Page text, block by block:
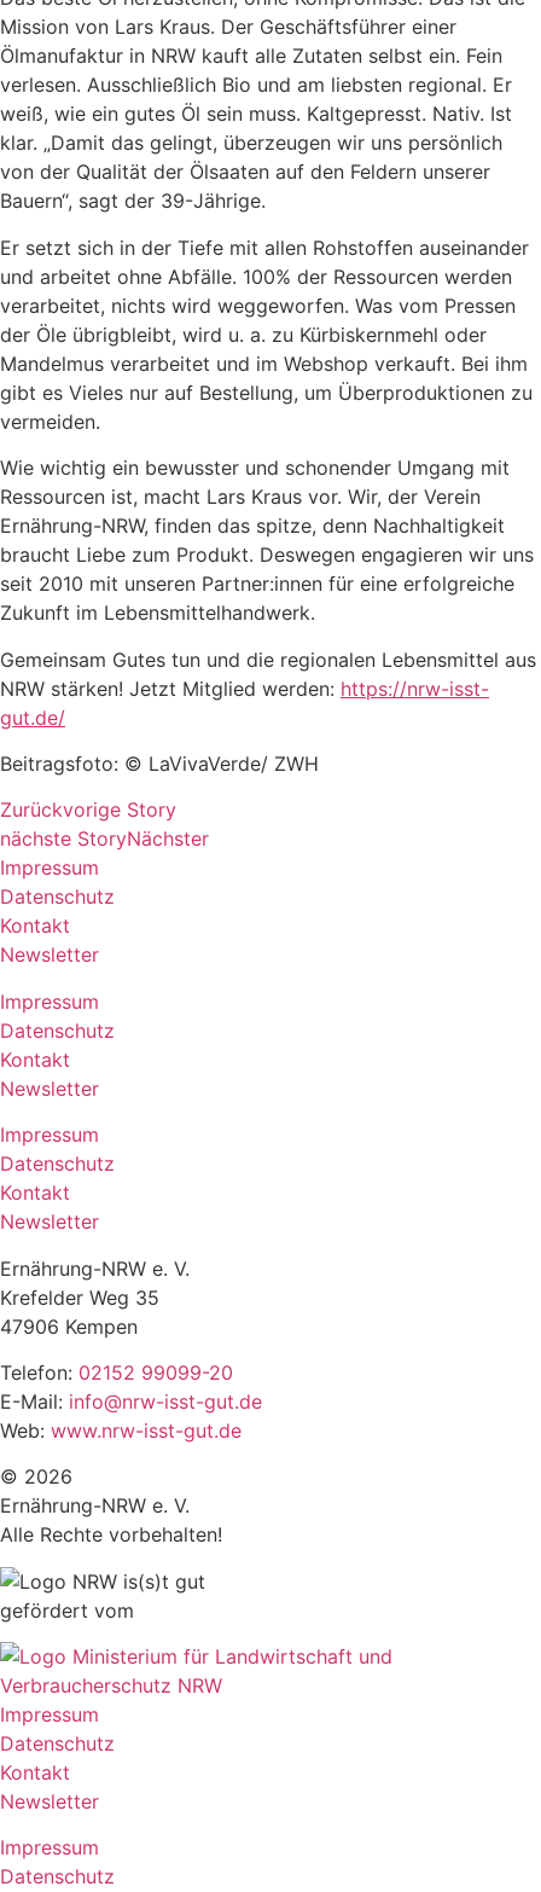
Mission von Lars Kraus. Der Geschäftsführer einer
Ölmanufaktur in NRW kauft alle Zutaten selbst ein. Fein
verlesen. Ausschließlich Bio und am liebsten regional. Er
weiß, wie ein gutes Öl sein muss. Kaltgepresst. Nativ. Ist
klar. „Damit das gelingt, überzeugen wir uns persönlich
von der Qualität der Ölsaaten auf den Feldern unserer
Bauern“, sagt der 39-Jährige.
Er setzt sich in der Tiefe mit allen Rohstoffen auseinander
und arbeitet ohne Abfälle. 100% der Ressourcen werden
verarbeitet, nichts wird weggeworfen. Was vom Pressen
der Öle übrigbleibt, wird u. a. zu Kürbiskernmehl oder
Mandelmus verarbeitet und im Webshop verkauft. Bei ihm
gibt es Vieles nur auf Bestellung, um Überproduktionen zu
vermeiden.
Wie wichtig ein bewusster und schonender Umgang mit
Ressourcen ist, macht Lars Kraus vor. Wir, der Verein
Ernährung-NRW, finden das spitze, denn Nachhaltigkeit
braucht Liebe zum Produkt. Deswegen engagieren wir uns
seit 2010 mit unseren Partner:innen für eine erfolgreiche
Zukunft im Lebensmittelhandwerk.
Gemeinsam Gutes tun und die regionalen Lebensmittel aus
NRW stärken! Jetzt Mitglied werden: https://nrw-isst-
gut.de/
Beitragsfoto: © LaVivaVerde/ ZWH
Zurückvorige Story
nächste StoryNächster
Impressum
Datenschutz
Kontakt
Newsletter
Impressum
Datenschutz
Kontakt
Newsletter
Impressum
Datenschutz
Kontakt
Newsletter
Ernährung-NRW e. V.
Krefelder Weg 35
47906 Kempen
Telefon: 02152 99099-20
E-Mail: info@nrw-isst-gut.de
Web: www.nrw-isst-gut.de
© 2026
Ernährung-NRW e. V.
Alle Rechte vorbehalten!
gefördert vom
Impressum
Datenschutz
Kontakt
Newsletter
Impressum
Datenschutz